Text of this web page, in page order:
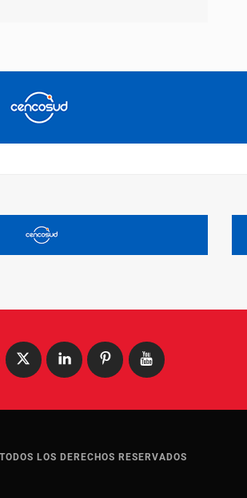
X LinkedInPinterestYouTube
LOS DERECHOS RESERVADOS